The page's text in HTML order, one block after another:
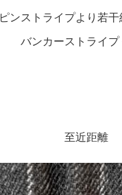
ピンストライプより若
バンカーストライプ
至近距離